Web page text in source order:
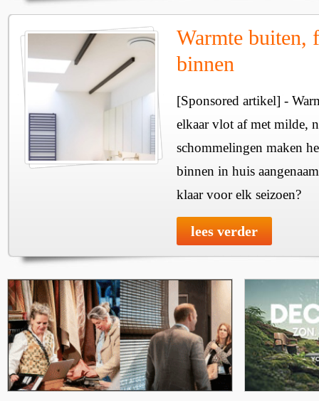
Warmte buiten,
binnen
[Sponsored artikel] -
elkaar vlot af met milde,
schommelingen maken
binnen in huis
klaar voor elk seizoen?
lees verder